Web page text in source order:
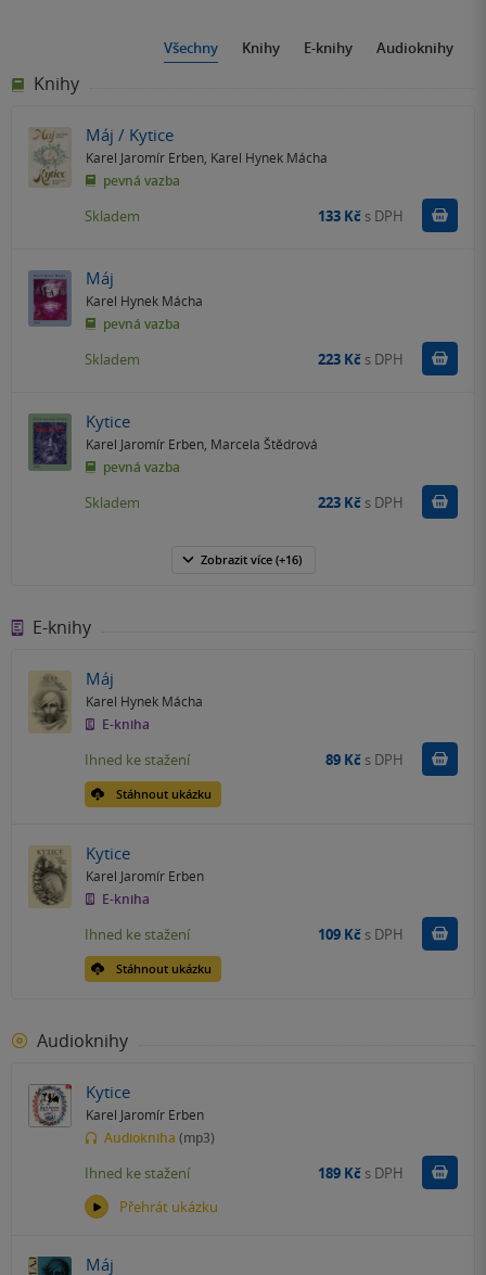
Všechny Knihy E-knihy Audioknihy
Knihy
Máj / Kytice
Karel Jaromír Erben Karel Hynek Mácha
pevná vazba
Skladem 133 Kč s DPH
Máj
Karel Hynek Mácha
pevná vazba
Skladem 223 Kč s DPH
Kytice
Karel Jaromír Erben Marcela Štědrová
pevná vazba
Skladem 223 Kč s DPH
Zobrazit více(+16)
E-knihy
Máj
Karel Hynek Mácha
E-kniha
Stáhnout ukázku
Ihned ke stažení 89 Kč s DPH Koupit
Kytice
Karel Jaromír Erben
E-kniha
Stáhnout ukázku
Ihned ke stažení 109 Kč s DPH Koupit
Audioknihy
Kytice
Karel Jaromír Erben
Audiokniha (mp3)
Přehrát ukázku
Ihned ke stažení 189 Kč s DPH Koupit
Máj